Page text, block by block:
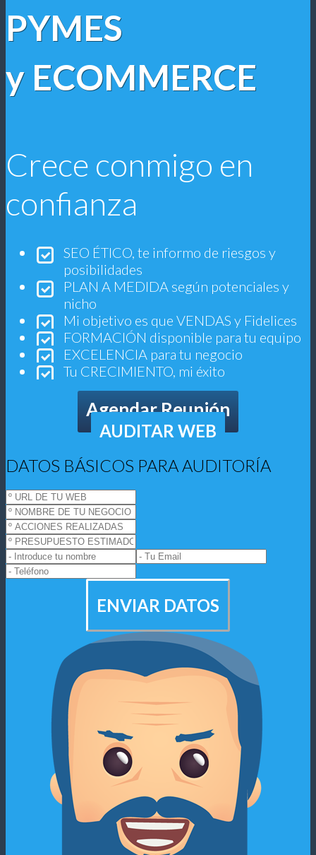
PYMES
y ECOMMERCE
Crece conmigo en
confianza
SEO ÉTICO, te informo de riesgos y
posibilidades
PLAN A MEDIDA según potenciales y
nicho
Mi objetivo es que VENDAS y Fidelices
FORMACIÓN disponible para tu equipo
EXCELENCIA para tu negocio
Tu CRECIMIENTO, mi éxito
Agendar Reunión
AUDITAR WEB
DATOS BÁSICOS PARA AUDITORÍA
ENVIAR DATOS